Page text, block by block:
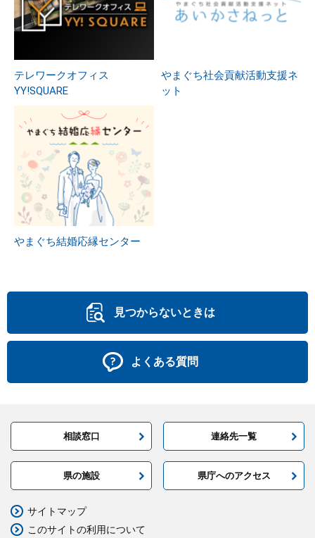
テレワークオフィス
YY!SQUARE
やまぐち社会貢献活動支援ネ
ット
やまぐち結婚応縁センター
見つからないときは
よくある質問
相談窓口 連絡先一覧
県の施設 県庁へのアクセス
サイトマップ
このサイトの利用について